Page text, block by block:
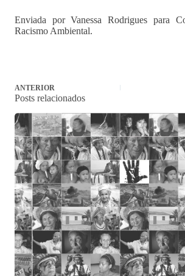
Enviada por Vanessa Rodrigues para
Racismo Ambiental.
ANTERIOR
Posts relacionados